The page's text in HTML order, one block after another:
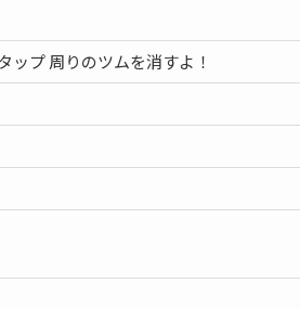
ップ 周りのツムを消すよ！